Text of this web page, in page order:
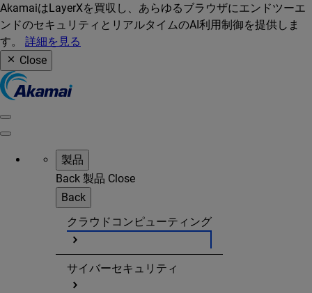
AkamaiはLayerXを買収し、あらゆるブラウザにエンドツーエ
ンドのセキュリティとリアルタイムのAI利用制御を提供しま
す。 詳細を見る
Close
製品
Back 製品 Close
Back
クラウドコンピューティング
サイバーセキュリティ